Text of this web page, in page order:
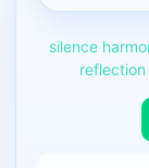
silence
reflection